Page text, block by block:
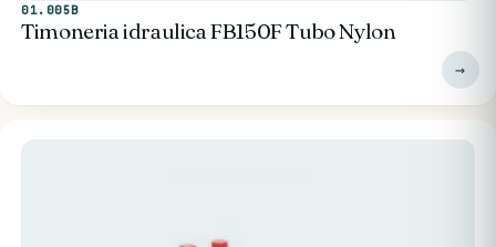
01.005B
Timoneria idraulica FB150F Tubo Nylon